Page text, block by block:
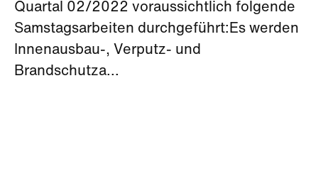
Quartal 02/2022 voraussichtlich folgende
Samstagsarbeiten durchgeführt:Es werden
Innenausbau-, Verputz- und
Brandschutza...